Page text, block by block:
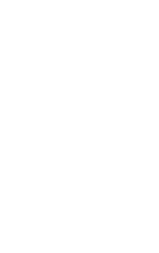
وإرضاء
التوصيل.